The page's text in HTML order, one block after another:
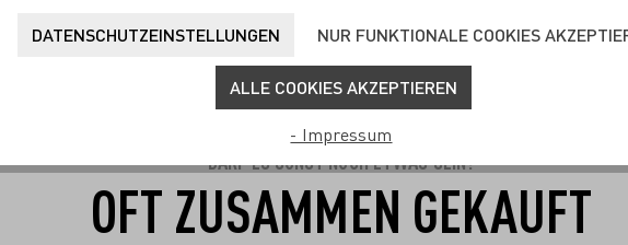
DARF ES SONST NOCH ETWAS SEIN?
OFT ZUSAMMEN GEKAUFT
DATENSCHUTZEINSTELLUNGEN NUR FUNKTIONALE COOKIES
ALLE COOKIES AKZEPTIEREN
- Impressum